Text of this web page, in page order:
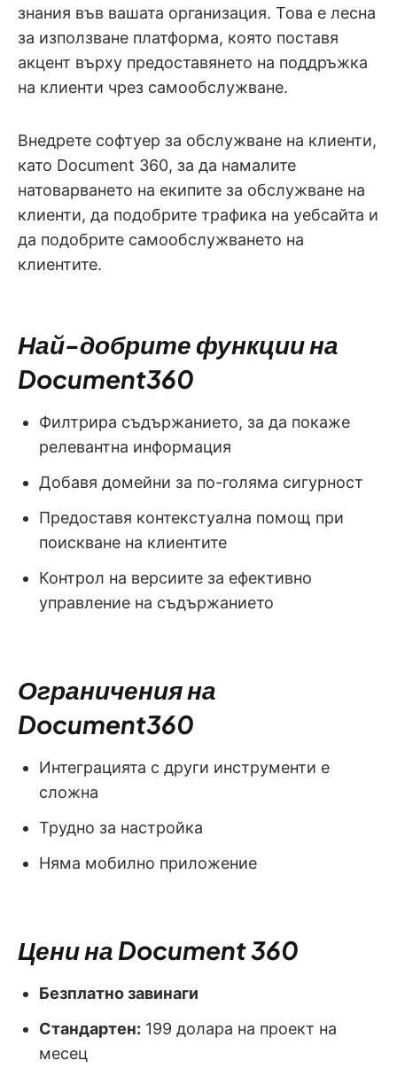
знания във вашата организация. Това е лесна
за използване платформа, която поставя
акцент върху предоставянето на поддръжка
на клиенти чрез самообслужване.
Внедрете софтуер за обслужване на клиенти,
като Document 360, за да намалите
натоварването на екипите за обслужване на
клиенти, да подобрите трафика на уебсайта и
да подобрите самообслужването на
клиентите.
Най-добрите функции на
Document360
Филтрира съдържанието, за да покаже
релевантна информация
Добавя домейни за по-голяма сигурност
Предоставя контекстуална помощ при
поискване на клиентите
Контрол на версиите за ефективно
управление на съдържанието
Ограничения на
Document360
Интеграцията с други инструменти е
сложна
Трудно за настройка
Няма мобилно приложение
Цени на Document 360
Безплатно завинаги
Стандартен: 199 долара на проект на
месец